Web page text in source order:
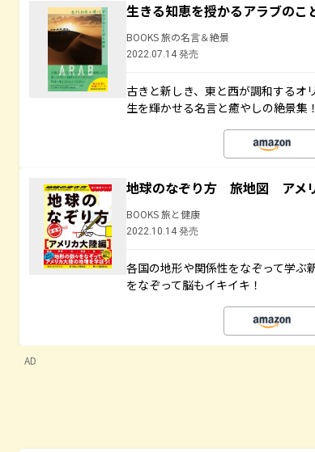
生きる知恵を授かるアラブのこ
BOOKS 旅の名言＆絶景
2022.07.14 発売
古きと新しき、東と西が調和するオ
生を輝かせる名言と癒やしの絶景集！
地球のなぞり方 旅地図 アメ
BOOKS 旅と健康
2022.10.14 発売
各国の地形や関係性をなぞって学ぶ
をなぞって脳もイキイキ！
AD